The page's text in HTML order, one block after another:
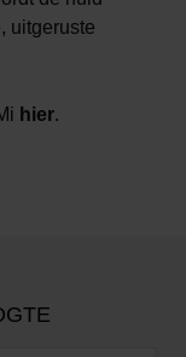
uitgeruste
hier.